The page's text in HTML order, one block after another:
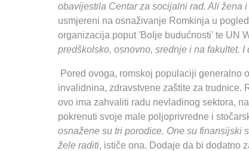
obavijestila Centar za socijalni rad. Ali žena
usmjereni na osnaživanje Romkinja u
organizacija poput 'Bolje budućnosti' te UN
predškolsko, osnovno, srednje i na fakultet.
Pored ovoga, romskoj populaciji generalno
invalidnina, zdravstvene zaštite za trudnice.
ovo ima zahvaliti radu nevladinog sektora,
pokrenuti svoje male poljoprivredne i
osnažene su tri porodice. One su finansijski
žele raditi, ističe ona. Dodaje da bi dodatno